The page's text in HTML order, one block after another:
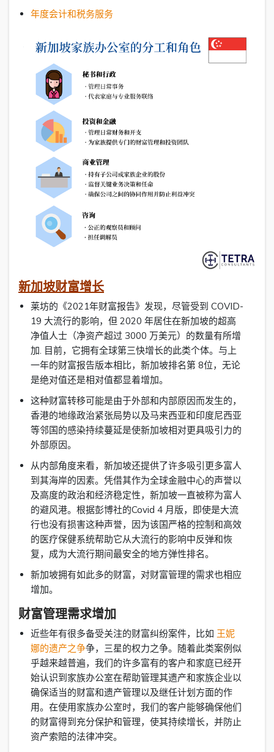
年度会计和税务服务
新加坡财富增长
莱坊的《2021年财富报告》发现，尽管受到 COVID-
19 大流行的影响，但 2020 年居住在新加坡的超高
净值人士（净资产超过 3000 万美元）的数量有所增
加. 目前，它拥有全球第三快增长的此类个体。与上
一年的财富报告版本相比，新加坡排名第 8位，无论
是绝对值还是相对值都显着增加。
这种财富转移可能是由于外部和内部原因而发生的，
香港的地缘政治紧张局势以及马来西亚和印度尼西亚
等邻国的感染持续蔓延是使新加坡相对更具吸引力的
外部原因。
从内部角度来看，新加坡还提供了许多吸引更多富人
到其海岸的因素。凭借其作为全球金融中心的声誉以
及高度的政治和经济稳定性，新加坡一直被称为富人
的避风港。根据彭博社的Covid 4 月版，即使是大流
行也没有损害这种声誉，因为该国严格的控制和高效
的医疗保健系统帮助它从大流行的影响中反弹和恢
复，成为大流行期间最安全的地方弹性排名。
新加坡拥有如此多的财富，对财富管理的需求也相应
增加。
财富管理需求增加
近些年有很多备受关注的财富纠纷案件，比如 王妮
娜的遗产之争争，三星的权力之争。随着此类案例似
乎越来越普遍，我们的许多富有的客户和家庭已经开
始认识到家族办公室在帮助管理其遗产和家族企业以
确保适当的财富和遗产管理以及继任计划方面的作
用。在使用家族办公室时，我们的客户能够确保他们
的财富得到充分保护和管理，使其持续增长，并防止
资产索赔的法律冲突。